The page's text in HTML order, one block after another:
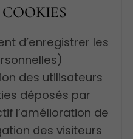
d’enregistrer les
des utilisateurs
déposés par
l’amélioration de
des visiteurs